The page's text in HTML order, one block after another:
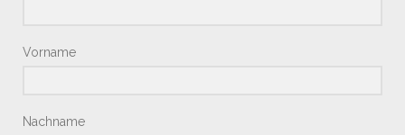
Vorname
Nachname